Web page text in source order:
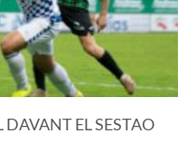
DAVANT EL SESTAO